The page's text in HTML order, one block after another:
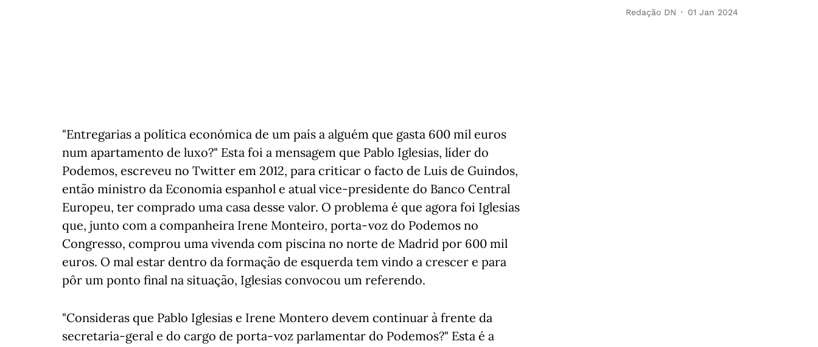
"Entregarias a política económica de um país a alguém que gasta 600 mil euros
num apartamento de luxo?" Esta foi a mensagem que Pablo Iglesias, líder do
Podemos, escreveu no Twitter em 2012, para criticar o facto de Luis de Guindos,
então ministro da Economia espanhol e atual vice-presidente do Banco Central
Europeu, ter comprado uma casa desse valor. O problema é que agora foi Iglesias
que, junto com a companheira Irene Monteiro, porta-voz do Podemos no
Congresso, comprou uma vivenda com piscina no norte de Madrid por 600 mil
euros. O mal estar dentro da formação de esquerda tem vindo a crescer e para
pôr um ponto final na situação, Iglesias convocou um referendo.
"Consideras que Pablo Iglesias e Irene Montero devem continuar à frente da
secretaria-geral e do cargo de porta-voz parlamentar do Podemos?" Esta é a
Redação DN 01 Jan 2024